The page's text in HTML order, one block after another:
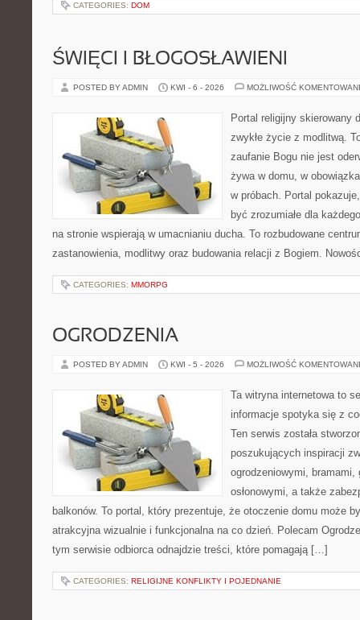
CATEGORIES: DOM
ŚWIĘCI I BŁOGOSŁAWIENI
POSTED BY ADMIN KWI - 6 - 2026 MOŻLIWOŚĆ
Portal religijny skierowany
zwykłe życie z modlitwą.
zaufanie Bogu nie jest
żywa w domu, w
w próbach. Portal
być zrozumiałe dla
na stronie wspierają w umacnianiu ducha. To rozbudowane
zastanowienia, modlitwy oraz budowania relacji z Bogiem.
CATEGORIES: MMORPG
OGRODZENIA
POSTED BY ADMIN KWI - 5 - 2026 MOŻLIWOŚĆ
Ta witryna internetowa to
informacje spotyka się z
Ten serwis została
poszukujących inspiracji
ogrodzeniowymi,
osłonowymi, a także
balkonów. To portal, który prezentuje, że otoczenie domu może
atrakcyjna wizualnie i funkcjonalna na co dzień. Polecam
tym serwisie odbiorca odnajdzie treści, które pomagają […]
CATEGORIES: RELIGIJNE KONFLIKTY I POJEDNANIE